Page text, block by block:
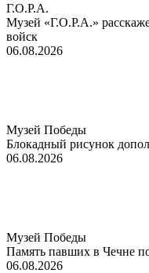
Г.О.Р.А.
Музей «Г.О.Р.А.»
войск
06.08.2026
Музей Победы
Блокадный рисунок
06.08.2026
Музей Победы
Память павших в Чечне
06.08.2026